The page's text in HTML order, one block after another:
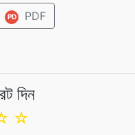
PD PDF
দিন
☆